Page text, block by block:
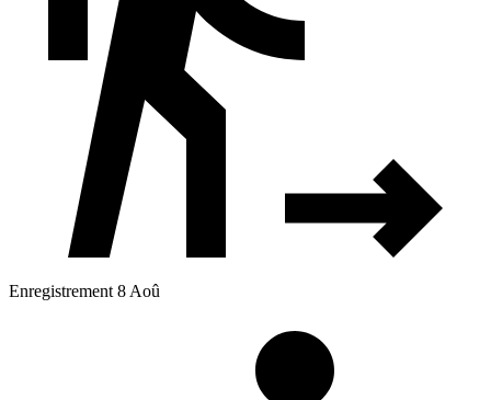
Enregistrement 8 Aoû